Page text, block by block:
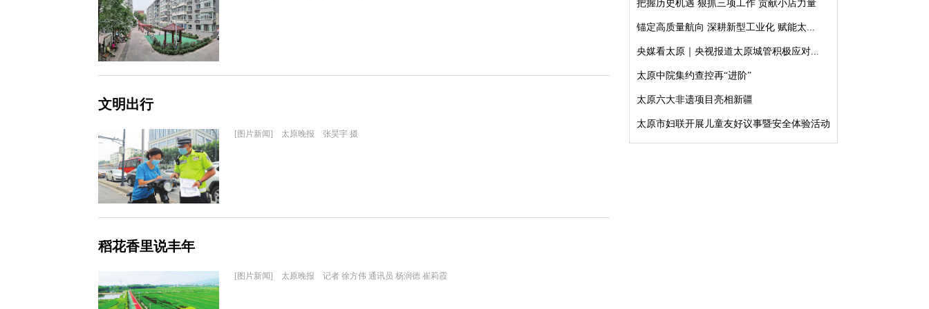
文明出行
[图片新闻] 太原晚报 张昊宇 摄
稻花香里说丰年
[图片新闻] 太原晚报 记者 徐方伟 通讯员 杨润德 崔莉霞
把握历史机遇 狠抓三项工作 贡献小店力量
锚定高质量航向 深耕新型工业化 赋能太...
央媒看太原｜央视报道太原城管积极应对...
太原中院集约查控再“进阶”
太原六大非遗项目亮相新疆
太原市妇联开展儿童友好议事暨安全体验活动